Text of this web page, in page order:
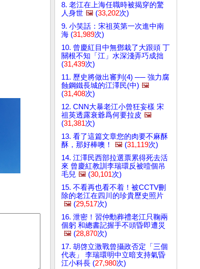
8. 老江在上海任職時被揭穿的驚
人身世 🖼️ (33,202次)
9. 小笑話：宋祖英第一次進中南
海 (31,989次)
10. 曾慶紅目中無鄧栽了大跟頭 丁
關根不知「江」水深淺弄巧成拙
(31,439次)
11. 歷史將做出審判(4) ── 強力腐
蝕鋼鐵長城的江澤民(中) 🖼️
(31,408次)
12. CNN大暴老江小曾狂妄樣 宋
祖英透露衰爺爲何要拉皮 🖼️
(31,381次)
13. 看了這篇文章您的肉要不麻酥
酥，那好棒噢！
🖼️ (31,119次)
14. 江澤民西部拉選票累得死去活
來 曾慶紅教訓李瑞環反被噎個吊
毛兒 🖼️ (30,101次)
15. 不看再也看不着！被CCTV刪
除的老江在四川的珍貴歷史照片
🖼️ (29,517次)
16. 泄密！習仲勳葬禮老江只鞠兩
個躬 和總書記握手不頭昏即遭災
🖼️ (28,870次)
17. 胡啓立激戰曾攝政否定「三個
代表」 李瑞環明中立暗支持氣昏
江小科長 (27,980次)